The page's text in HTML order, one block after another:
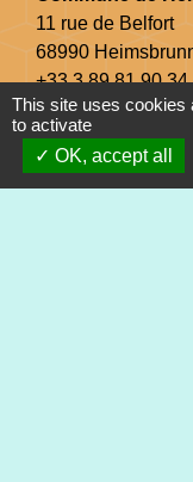
11 rue de Belfort
68990
+33 3 89 81 90 34
Mail :
This site uses cookies
to activate
OK, accept all